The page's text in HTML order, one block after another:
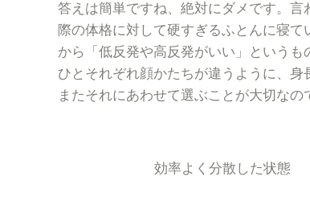
答えは簡単ですね、絶対にダメです。
際の体格に対して硬すぎるふとんに寝
から「低反発や高反発がいい」というも
ひとそれぞれ顔かたちが違うように、
またそれにあわせて選ぶことが大切なの
効率よく分散した状態